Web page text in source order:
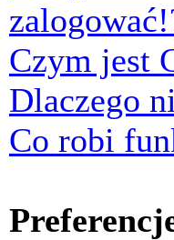
Czym jest
Dlaczego
Co robi